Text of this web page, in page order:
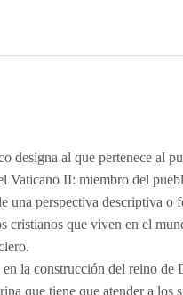
designa al que pertenece al
Vaticano II: miembro del
una perspectiva descriptiva o
cristianos que viven en el
en la construcción del reino de
que tiene que atender a los